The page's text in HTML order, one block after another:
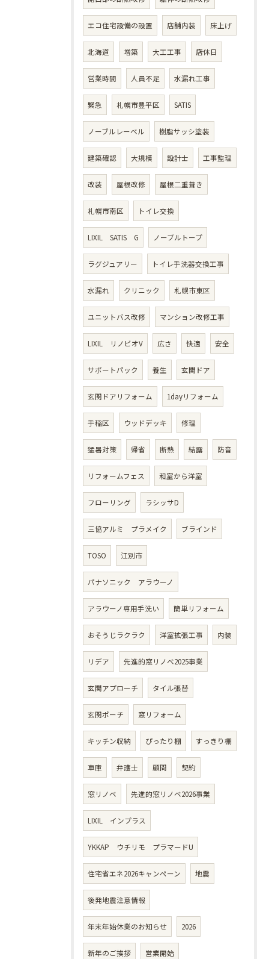
エコ住宅設備の設置 店舗内装 床上げ
北海道 増築 大工工事 店休日
営業時間 人員不足 水漏れ工事
緊急 札幌市豊平区 SATIS
ノーブルレーベル 樹脂サッシ塗装
建築確認 大規模 設計士 工事監理
改装 屋根改修 屋根二重葺き
札幌市南区 トイレ交換
LIXIL SATIS G ノーブルトープ
ラグジュアリー トイレ手洗器交換工事
水漏れ クリニック 札幌市東区
ユニットバス改修 マンション改修工事
LIXIL リノビオV 広さ 快適 安全
サポートパック 養生 玄関ドア
玄関ドアリフォーム 1dayリフォーム
手稲区 ウッドデッキ 修理
猛暑対策 帰省 断熱 結露 防音
リフォームフェス 和室から洋室
フローリング ラシッサD
三協アルミ プラメイク ブラインド
TOSO 江別市
パナソニック アラウーノ
アラウーノ専用手洗い 簡単リフォーム
おそうじラクラク 洋室拡張工事 内装
リデア 先進的窓リノベ2025事業
玄関アプローチ タイル張替
玄関ポーチ 窓リフォーム
キッチン収納 ぴったり棚 すっきり棚
車庫 弁護士 顧問 契約
窓リノベ 先進的窓リノベ2026事業
LIXIL インプラス
YKKAP ウチリモ プラマードU
住宅省エネ2026キャンペーン 地震
後発地震注意情報
年末年始休業のお知らせ 2026
新年のご挨拶 営業開始